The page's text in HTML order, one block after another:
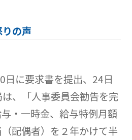
の声
日に要求書を提出、24日
、「人事委員会勧告を完
・一時金、給与特例月額
配偶者）を２年かけて半